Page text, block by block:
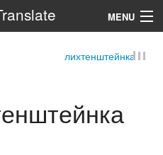
MENU
лихтенштейнка